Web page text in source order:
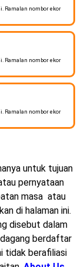
Ramalan nombor ekor
Ramalan nombor ekor
Ramalan nombor ekor
untuk tujuan
pernyataan
masa atau
di halaman ini.
disebut dalam
berdaftar
tidak berafiliasi